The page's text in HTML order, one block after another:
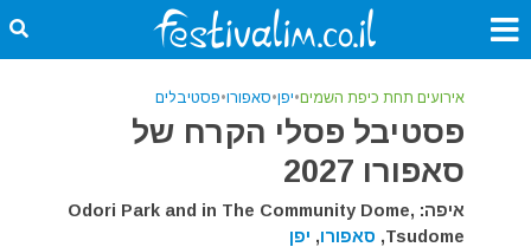
אירועים תחת כיפת השמים•יפן•סאפורו•פסטיבלים
פסטיבל פסלי הקרח של
סאפורו 2027
איפה: Odori Park and in The Community Dome,
Tsudome,
סאפורו, יפן